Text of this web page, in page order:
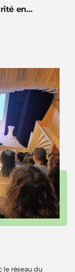
en…
le réseau du